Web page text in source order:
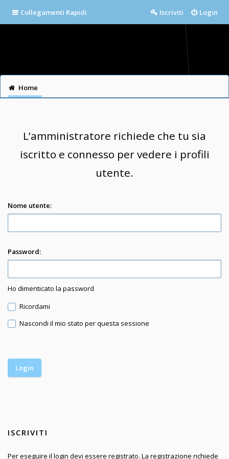
Collegamenti Rapidi Login
Iscriviti
Home
L’amministratore richiede che tu sia
iscritto e connesso per vedere i profili
utente.
Nome utente:
Password:
Ho dimenticato la password
Ricordami
Nascondi il mio stato per questa sessione
ISCRIVITI
Per eseguire il login devi essere registrato. La registrazione richiede